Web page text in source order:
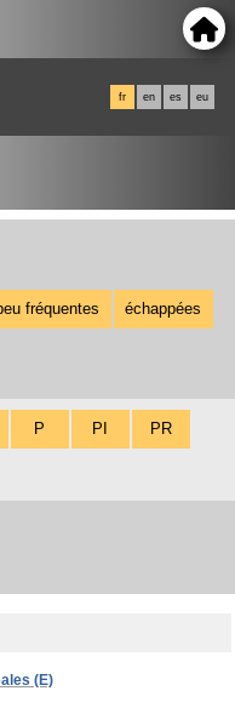
fr en es eu
fréquentes échappées
P PI PR
(E)